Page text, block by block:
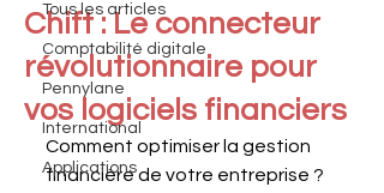
Tous les articles
Comptabilité digitale
Pennylane
International
Applications
Chift : Le connecteur
révolutionnaire pour
vos logiciels financiers
Comment optimiser la gestion
financière de votre entreprise ?